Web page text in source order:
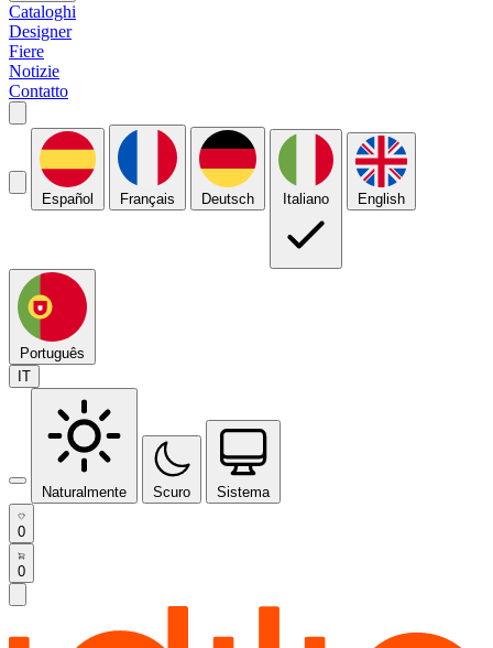
Cataloghi
Designer
Fiere
Notizie
Contatto
Español Français Deutsch Italiano English
Português
IT
Naturalmente Scuro Sistema
0
0